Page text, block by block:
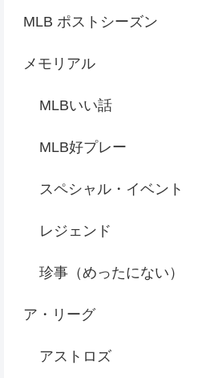
MLB ポストシーズン
メモリアル
MLBいい話
MLB好プレー
スペシャル・イベント
レジェンド
珍事（めったにない）
ア・リーグ
アストロズ